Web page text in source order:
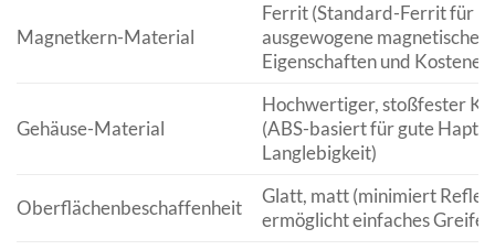
Magnetkern-Material
Ferrit (Standard-Ferrit für
ausgewogene magnetische
Eigenschaften und
Gehäuse-Material
Hochwertiger, stoßfester
(ABS-basiert für gute
Langlebigkeit)
Oberflächenbeschaffenheit
Glatt, matt (minimiert
ermöglicht einfaches